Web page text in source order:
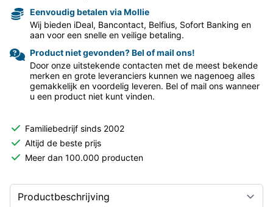
Eenvoudig betalen via Mollie
Wij bieden iDeal, Bancontact, Belfius, Sofort Banking en
aan voor een snelle en veilige betaling.
Product niet gevonden? Bel of mail ons!
Door onze uitstekende contacten met de meest bekende
merken en grote leveranciers kunnen we nagenoeg alles
gemakkelijk en voordelig leveren. Bel of mail ons wanneer
u een product niet kunt vinden.
Familiebedrijf sinds 2002
Altijd de beste prijs
Meer dan 100.000 producten